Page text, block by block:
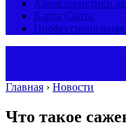
Характеристики
Карта Сайта
Главная › Новости
Что такое